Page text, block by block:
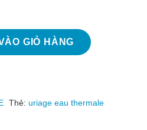
GIỎ HÀNG
Thẻ: uriage eau thermale